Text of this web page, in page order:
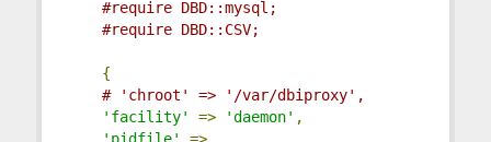
#require DBD::mysql;
#require DBD::CSV;
{
# 'chroot' => '/var/dbiproxy',
'facility'
=> 'daemon' ,
'pidfile'
=>